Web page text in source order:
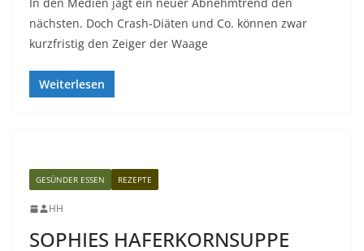
nächsten. Doch Crash-Diäten und Co. können zwar
kurzfristig den Zeiger der Waage
Weiterlesen
GESÜNDER ESSEN REZEPTE
HH
SOPHIES HAFERKORNSUPPE